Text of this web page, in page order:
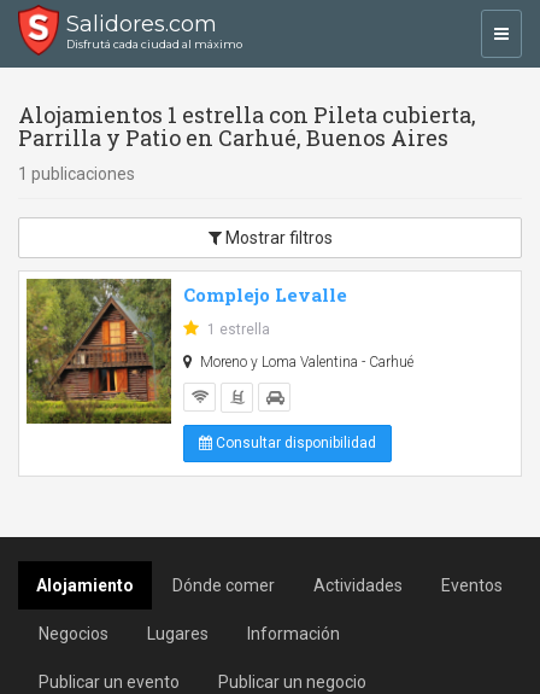
Salidores.com
Disfrutá cada ciudad al máximo
Alojamientos 1 estrella con Pileta cubierta,
Parrilla y Patio en Carhué, Buenos Aires
1 publicaciones
Mostrar filtros
Complejo Levalle
1 estrella
Moreno y Loma Valentina - Carhué
Consultar disponibilidad
Alojamiento Dónde comer Actividades Eventos
Negocios Lugares Información
Publicar un evento Publicar un negocio